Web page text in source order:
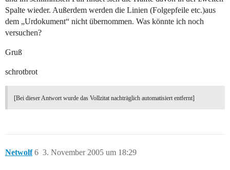
Spalte wieder. Außerdem werden die Linien (Folgepfeile etc.)aus
dem „Urdokument“ nicht übernommen. Was könnte ich noch
versuchen?
Gruß
schrotbrot
[Bei dieser Antwort wurde das Vollzitat nachträglich automatisiert entfernt]
Netwolf 3. November 2005 um 18:29
6